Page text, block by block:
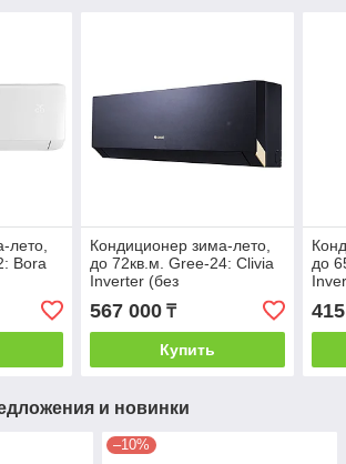
лето,
Bora
Кондиционер зима-лето,
до 72кв.м. Gree-24: Clivia
Inverter (без
инсталляции) Wi-fi
567 000₸
Купить
до
и новинки
–10%